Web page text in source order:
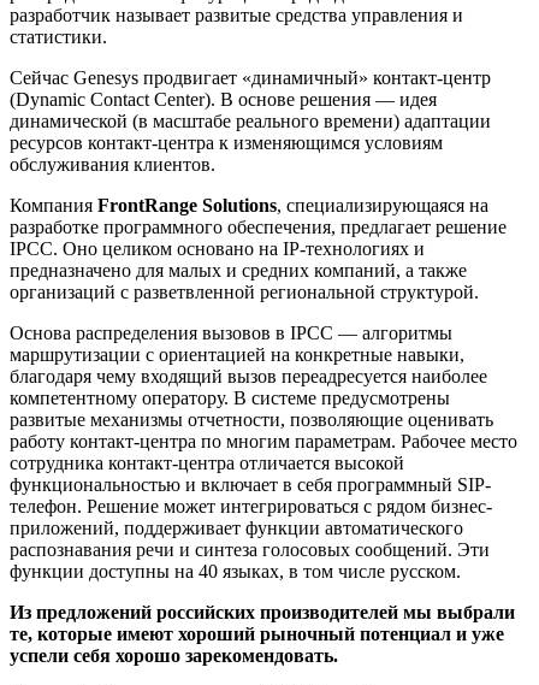
разработчик называет развитые средства управления и
статистики.
Сейчас Genesys продвигает «динамичный» контакт-центр
(Dynamic Contact Center). В основе решения — идея
динамической (в масштабе реального времени) адаптации
ресурсов контакт-центра к изменяющимся условиям
обслуживания клиентов.
Компания FrontRange Solutions, специализирующаяся на
разработке программного обеспечения, предлагает решение
IPCC. Оно целиком основано на IP-технологиях и
предназначено для малых и средних компаний, а также
организаций с разветвленной региональной структурой.
Основа распределения вызовов в IPCC — алгоритмы
маршрутизации с ориентацией на конкретные навыки,
благодаря чему входящий вызов переадресуется наиболее
компетентному оператору. В системе предусмотрены
развитые механизмы отчетности, позволяющие оценивать
работу контакт-центра по многим параметрам. Рабочее место
сотрудника контакт-центра отличается высокой
функциональностью и включает в себя программный SIP-
телефон. Решение может интегрироваться с рядом бизнес-
приложений, поддерживает функции автоматического
распознавания речи и синтеза голосовых сообщений. Эти
функции доступны на 40 языках, в том числе русском.
Из предложений российских производителей мы выбрали
те, которые имеют хороший рыночный потенциал и уже
успели себя хорошо зарекомендовать.